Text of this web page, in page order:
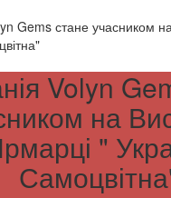
Volyn
на Виставці-
"